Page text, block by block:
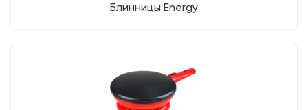
Блинницы Energy